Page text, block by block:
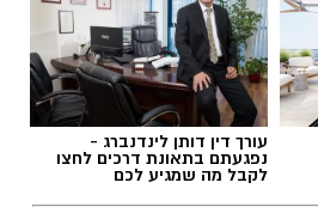
עורך דין דותן לינדנברג -
נפגעתם בתאונת דרכים לחצו
לקבל מה שמגיע לכם